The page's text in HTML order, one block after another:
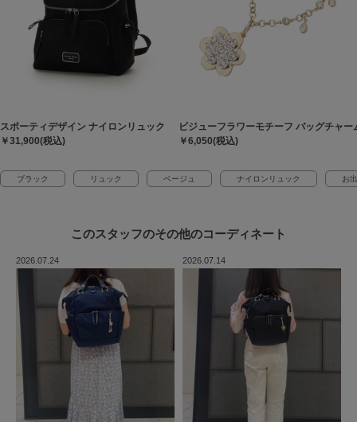
スポーティデザイン ナイロンリュック
￥31,900(税込)
ビジューフラワーモチーフ バッグチャー
￥6,050(税込)
ブラック リュック ベージュ ナイロンリュック お
このスタッフのその他のコーディネート
2026.07.24 2026.07.14